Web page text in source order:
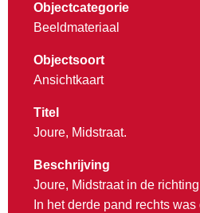
Objectcategorie
Beeldmateriaal
Objectsoort
Ansichtkaart
Titel
Joure, Midstraat.
Beschrijving
Joure, Midstraat in de
In het derde pand rechts